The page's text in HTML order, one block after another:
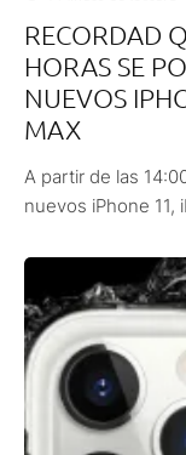
RECORDAD
HORAS SE
NUEVOS
MAX
A partir de las
nuevos iPhone 11,